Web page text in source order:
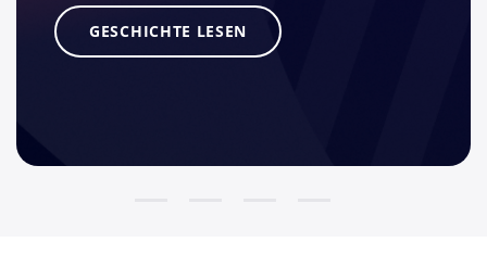
GESCHICHTE LESEN